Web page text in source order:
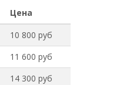
Цена
10 800 руб
11 600 руб
14 300 руб